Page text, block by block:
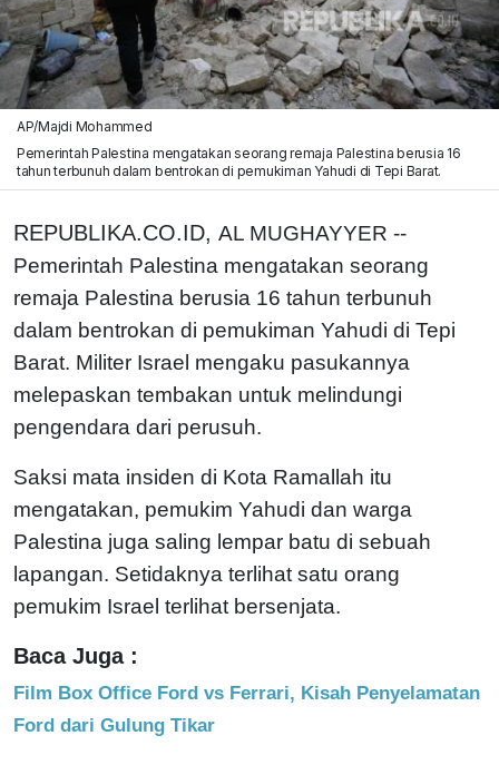
AP/Majdi Mohammed
Pemerintah Palestina mengatakan seorang remaja Palestina berusia 16
tahun terbunuh dalam bentrokan di pemukiman Yahudi di Tepi Barat.
REPUBLIKA.CO.ID, AL MUGHAYYER --
Pemerintah Palestina mengatakan seorang
remaja Palestina berusia 16 tahun terbunuh
dalam bentrokan di pemukiman Yahudi di Tepi
Barat. Militer Israel mengaku pasukannya
melepaskan tembakan untuk melindungi
pengendara dari perusuh.
Saksi mata insiden di Kota Ramallah itu
mengatakan, pemukim Yahudi dan warga
Palestina juga saling lempar batu di sebuah
lapangan. Setidaknya terlihat satu orang
pemukim Israel terlihat bersenjata.
Baca Juga :
Film Box Office Ford vs Ferrari, Kisah Penyelamatan
Ford dari Gulung Tikar